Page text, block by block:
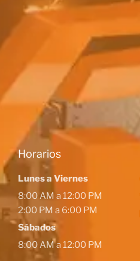
Horarios
Lunes a Viernes
8:00 AM a 12:00 PM
2:00 PM a 6:00 PM
Sábados
8:00 AM a 12:00 PM